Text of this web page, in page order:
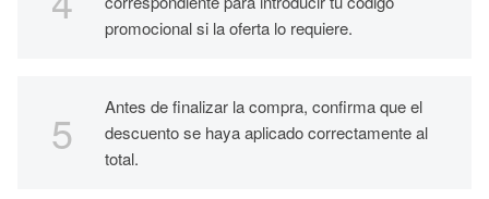
promocional si la oferta lo requiere.
Antes de finalizar la compra, confirma que el
descuento se haya aplicado correctamente al
total.